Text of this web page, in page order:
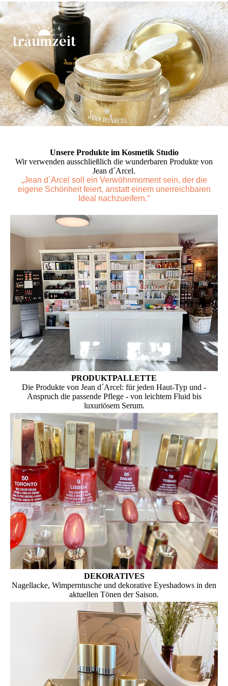
Unsere Produkte im Kosmetik Studio
Wir verwenden ausschließlich die wunderbaren Produkte von
Jean d´Arcel.
„Jean d´Arcel soll ein Verwöhnmoment sein, der die
eigene Schönheit feiert, anstatt einem unerreichbaren
Ideal nachzueifern.“
PRODUKTPALLETTE
Die Produkte von Jean d´Arcel: für jeden Haut-Typ und -
Anspruch die passende Pflege - von leichtem Fluid bis
luxuriösem Serum.
DEKORATIVES
Nagellacke, Wimperntusche und dekorative Eyeshadows in den
aktuellen Tönen der Saison.